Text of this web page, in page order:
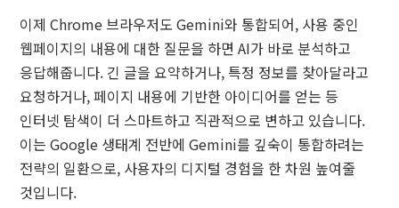
이제 Chrome 브라우저도 Gemini와 통합되어, 사용 중인
웹페이지의 내용에 대한 질문을 하면 AI가 바로 분석하고
응답해줍니다. 긴 글을 요약하거나, 특정 정보를 찾아달라고
요청하거나, 페이지 내용에 기반한 아이디어를 얻는 등
인터넷 탐색이 더 스마트하고 직관적으로 변하고 있습니다.
이는 Google 생태계 전반에 Gemini를 깊숙이 통합하려는
전략의 일환으로, 사용자의 디지털 경험을 한 차원 높여줄
것입니다.